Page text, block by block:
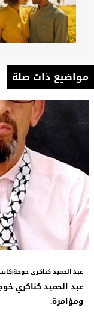
مواضيع ذات صلة
عبد الحميد كناكري
عبد الحميد كناكري
ومؤامرة.